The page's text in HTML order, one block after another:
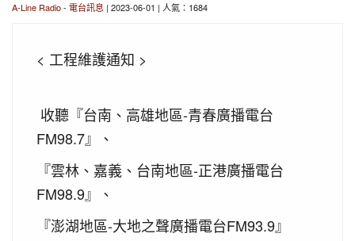
A-Line Radio- 電台訊息 | 2023-06-01 | 人氣：1684
< 工程維護通知 >
收聽『台南、高雄地區-青春廣播電台
FM98.7』
、
『雲林、嘉義、台南地區-正港廣播電台
FM98.9』、
『澎湖地區-大地之聲廣播電台FM93.9』